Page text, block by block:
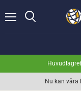
Nu kan våra